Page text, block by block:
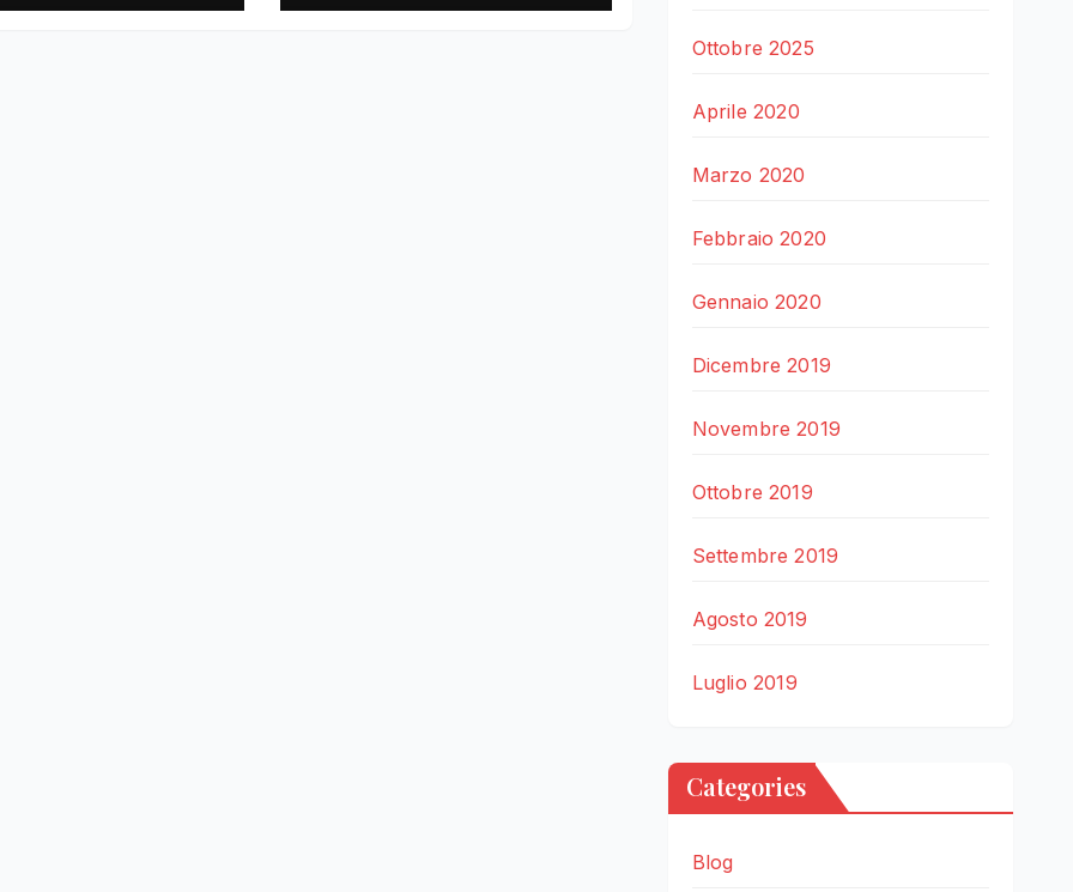
Ottobre 2025
Aprile 2020
Marzo 2020
Febbraio 2020
Gennaio 2020
Dicembre 2019
Novembre 2019
Ottobre 2019
Settembre 2019
Agosto 2019
Luglio 2019
Categories
Blog